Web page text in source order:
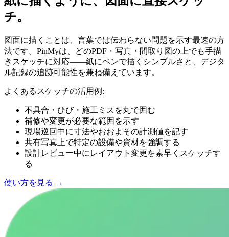
チ。
図面に描くことは、言葉では伝わらない問題を示す最速の方
法です。PinMyは、どのPDF・写真・間取り図の上でも手描
きスケッチに対応——紙にペンで描くシンプルさと、デジタ
ル記録の追跡可能性を兼ね備えています。
よくあるスケッチの活用例:
不具合・ひび・施工ミスを丸で囲む
補修や変更が必要な範囲を示す
現場巡回中に寸法やおおよその計測値を記す
共有写真上で特定の設備や資材を強調する
設計レビュー中にレイアウト変更を素早くスケッチす
る
使い方を見る →